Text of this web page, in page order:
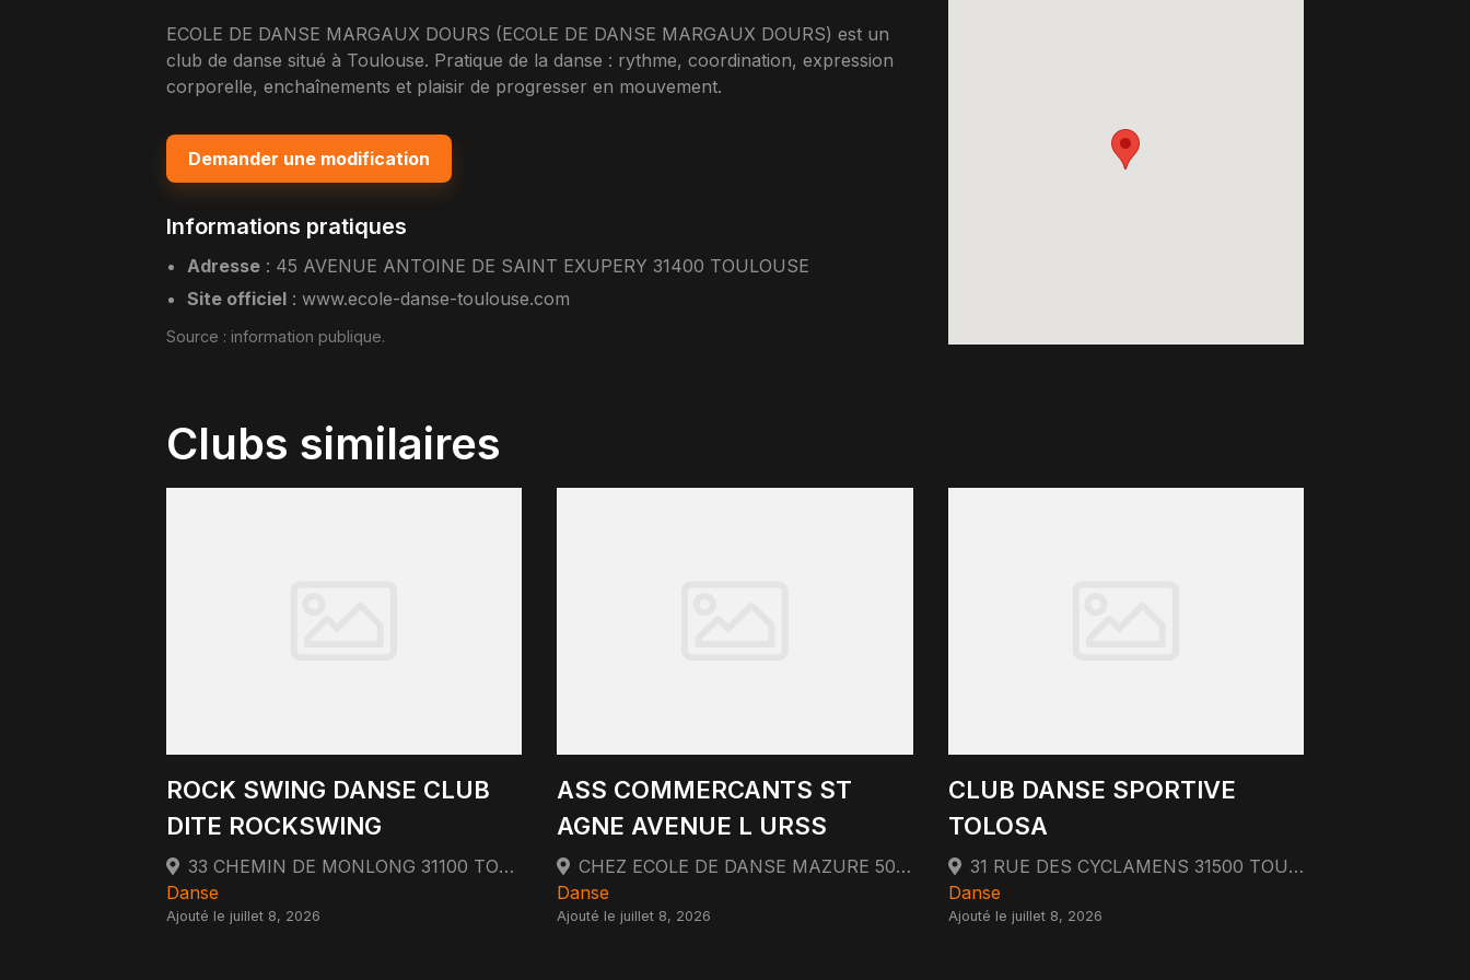
ECOLE DE DANSE MARGAUX DOURS (ECOLE DE DANSE MARGAUX DOURS) est un
club de danse situé à Toulouse. Pratique de la danse : rythme, coordination, expression
corporelle, enchaînements et plaisir de progresser en mouvement.
Demander une modification
Informations pratiques
Adresse : 45 AVENUE ANTOINE DE SAINT EXUPERY 31400 TOULOUSE
Site officiel :www.ecole-danse-toulouse.com
Source : information publique.
Clubs similaires
ROCK SWING DANSE CLUB
DITE ROCKSWING
33 CHEMIN DE MONLONG 31100 TOULOUSE
Danse
Ajouté le juillet 8, 2026
ASS COMMERCANTS ST
AGNE AVENUE L URSS
CHEZ ECOLE DE DANSE MAZURE 50 AVENUE DE L'URSS 31400 TOULOUSE
Danse
Ajouté le juillet 8, 2026
CLUB DANSE SPORTIVE
TOLOSA
31 RUE DES CYCLAMENS 31500 TOULOUSE
Danse
Ajouté le juillet 8, 2026